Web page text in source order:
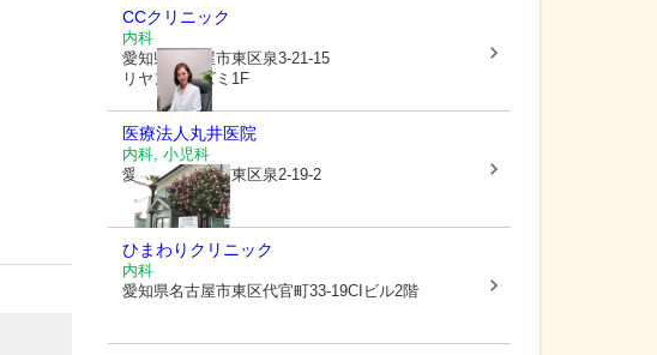
CCクリニック
内科
愛知県名古屋市東区泉3-21-15
リヤンドイズミ1F
医療法人丸井医院
内科, 小児科
愛知県名古屋市東区泉2-19-2
ひまわりクリニック
内科
愛知県名古屋市東区代官町33-19CIビル2階